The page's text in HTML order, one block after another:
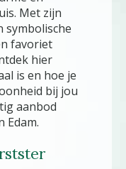
Met zijn
symbolische
favoriet
hier
is en hoe je
bij jou
aanbod
Edam.